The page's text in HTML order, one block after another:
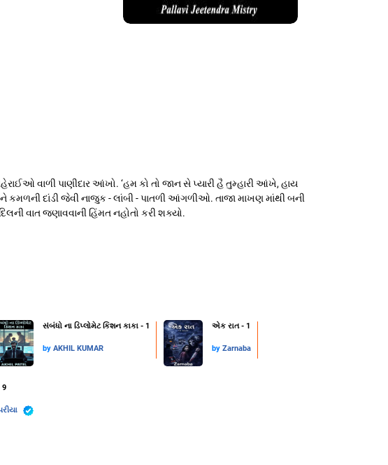
વાળી પાણીદાર આંખો. ‘હમ કો તો જાન સે પ્યારી હૈ તુમ્હારી આંખે, હાય
દાંડી જેવી નાજુક - લાંબી - પાતળી આંગળીઓ. તાજા માખણ માંથી બની
વાત જણાવવાની હિંમત નહોતો કરી શક્યો.
સંબંધો ના ડિપ્લોમેટ કિશન કાકા - 1
by AKHIL KUMAR
એક રાત - 1
by Zarnaba
9